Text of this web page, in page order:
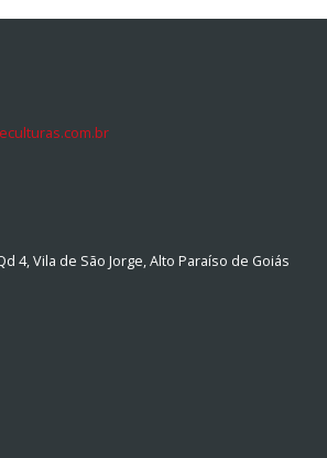
4, Vila de São Jorge, Alto Paraíso de Goiás